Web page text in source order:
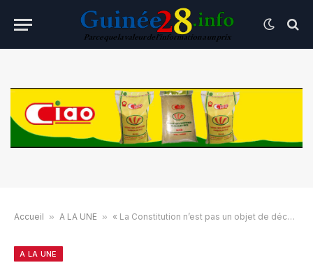
Accueil » A LA UNE » « La Constitution n’est pas un objet de décoration dans la maison de la République »
A LA UNE